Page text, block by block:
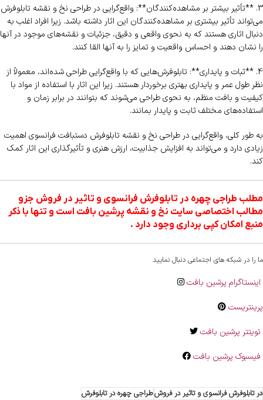
3. **تأثیر بیشتر بر مشاهده‌کنندگان**: واقع‌گرایی در طراحی نخ و نقشه تابلوفرش
می‌تواند تأثیر بیشتری بر مشاهده‌کنندگان این اثار داشته باشد. زیرا افراد اغلب به
دنبال اثاری هستند که به نحوی واقعی و دقیق، جزئیات و نقشه‌های موجود در آنها
را نشان دهند و احساس واقعیت و تمایز را به آنها القا کنند.
4. **ثبات و پایداری**: تابلوفرش‌هایی که با واقع‌گرایی طراحی شده‌اند، معمولاً از
نظر طول عمر و پایداری بهتری برخوردار هستند. زیرا این اثار با استفاده از مواد با
کیفیت و بافت منظم، به نحوی طراحی می‌شوند که بتوانند در برابر زمان و
استفاده‌های مختلف ثابت و پایدار بمانند.
به طور کلی، واقع‌گرایی در طراحی نخ و نقشه تابلوفرش دستبافت فرانسوی اهمیت
زیادی دارد و می‌تواند به افزایش جذابیت، ارزش هنری و تأثیرگذاری این اثار کمک
کند.
مطلب طراجی چهره در تابلوفرش فرانسوی و تاثیر در فروش جزو
مطالب اختصاصی سایت نخ و نقشه پرشین بافت است و تنها با ذکر
منبع امکان کپی برداری وجود دارد .
ما را در شبکه های اجتماعی دنبال نمایید
اینستاگرام پرشین بافت
پرینتریست
تویتتر پرشین بافت
فیسبوک پرشین بافت
در تابلوفرش فرانسوی و تاثیر در فروشطراجی چهره در تابلوفرش